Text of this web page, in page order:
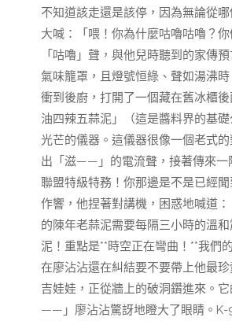
不知道該走還是該停，因為無論從
大喊：「喂！你為什麼咕嚕咕嚕？
「咕嚕」聲，與他兒時聽到的家傳
氣味籠罩，且燈號恒綠、聲如湯沸
衝到後廚，打開了一個藏在舊冰櫃
油四辣五蒜泥」（這是醬料界的基
光芒的儀器。這儀器很像一個老式
出「滋——」的電流聲，接著傳來一
聯盟特級特務！你那邊是不是已經
作響，他捏著對講機，困惑地喊道
的陳年老蒜泥需要每隔三小時的溫
泥！重點是**時空正在彎曲！**我
在廖沾沾還在糾結要不要帶上他最
吉娃娃，正從牆上的破洞鑽進來。
——」廖沾沾驚訝地瞪大了眼睛。K-